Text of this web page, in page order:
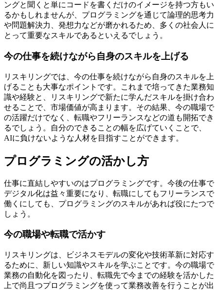
ングと聞くと単にコードを書くだけのイメージを持つ方もい
るかもしれませんが、プログラミングを通じて論理的思考力
や問題解決力、発想力などが磨かれるため、多くの社会人に
とって重要なスキルであるといえるでしょう。
今の仕事を続けながら自身のスキルを上げる
リスキリングでは、今の仕事を続けながら自身のスキルを上
げることも大事なポイントです。これまで培ってきた業務知
識や経験と、リスキリングで新たに学んだスキルを掛け合わ
せることで、市場価値が高まります。その結果、今の職場で
の活躍だけでなく、転職やフリーランスなどの道も開拓でき
るでしょう。自分のできることの幅を広げていくことで、
AIに負けないような人材を目指すことができます。
プログラミングの活かし方
仕事に直結しやすいのはプログラミングです。今後の仕事で
デジタル化は益々重要になり、転職にしてもフリーランスで
働くにしても、プログラミングのスキルがあれば役にたつで
しょう。
今の職場や転職で活かす
リスキリングは、ビジネスモデルの変化や技術革新に対応す
るために、新しい知識やスキルを学ぶことです。今の職場で
業務の自動化を図ったり、転職先で今までの経験を活かした
上で尚且つプログラミングを使って業務改善を行うことが出